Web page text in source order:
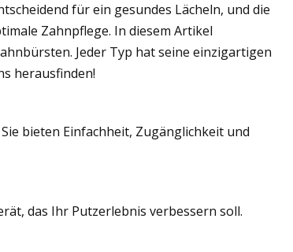
für ein gesundes Lächeln, und die
Zahnpflege. In diesem Artikel
Jeder Typ hat seine einzigartigen
herausfinden!
bieten Einfachheit, Zugänglichkeit und
das Ihr Putzerlebnis verbessern soll.